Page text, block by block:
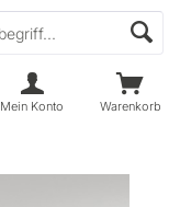
Warenkorb
Mein Konto